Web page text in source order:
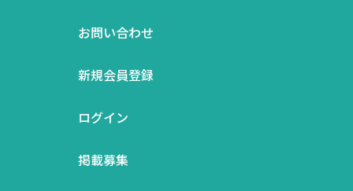
お問い合わせ
新規会員登録
ログイン
掲載募集